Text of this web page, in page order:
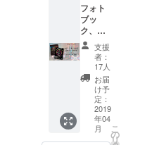
フォト
ブッ
ク、ツ
アード
キュメ
ント
DVD-
R、ツ
アーポ
スター
に加
え、
支援
者：
17人
お届
け予
定：
2019
年04
月
こ
の
リ